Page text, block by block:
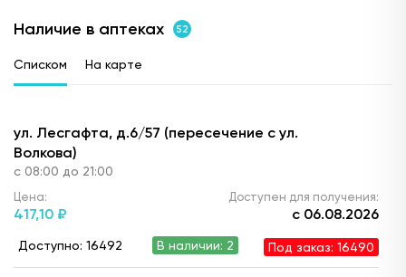
Наличие в аптеках 52
Списком На карте
ул. Лесгафта, д.6/57 (пересечение с ул.
Волкова)
с 08:00 до 21:00
Цена:
417,10 ₽
Доступен для получения:
с 06.08.2026
Доступно: 16492 В наличии: 2 Под заказ: 16490